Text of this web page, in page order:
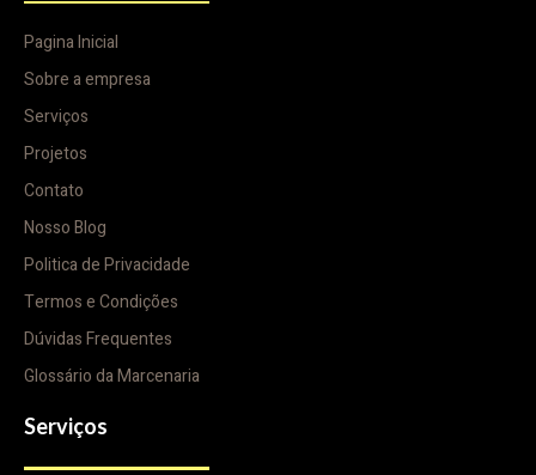
Pagina Inicial
Sobre a empresa
Serviços
Projetos
Contato
Nosso Blog
Politica de Privacidade
Termos e Condições
Dúvidas Frequentes
Glossário da Marcenaria
Serviços